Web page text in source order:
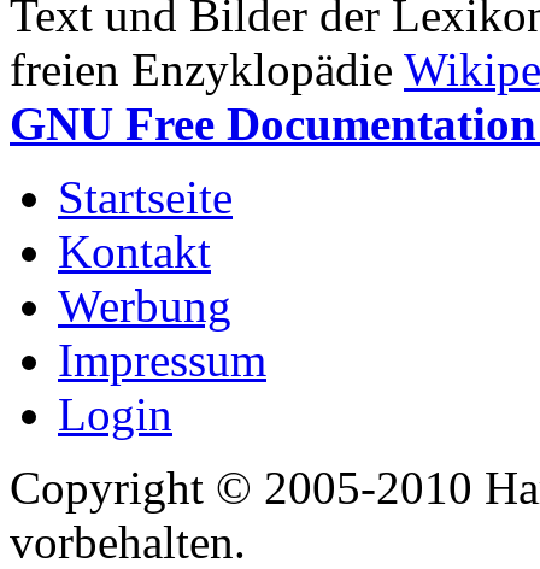
Text und Bilder der
freien Enzyklopädie
GNU Free
Startseite
Kontakt
Werbung
Impressum
Login
Copyright © 2005-2010
vorbehalten.